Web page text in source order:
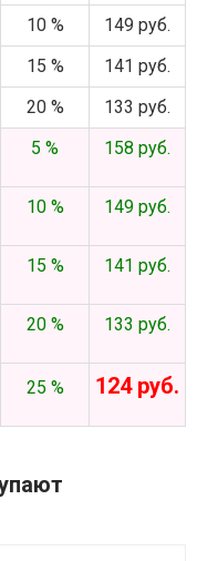
10 %
149 руб.
15 %
141 руб.
20 %
133 руб.
5 % 158 руб.
10 % 149 руб.
15 % 141 руб.
20 % 133 руб.
25 % 124 руб.